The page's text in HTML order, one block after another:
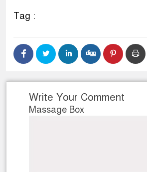
Tag :
Write Your Comment
Massage Box